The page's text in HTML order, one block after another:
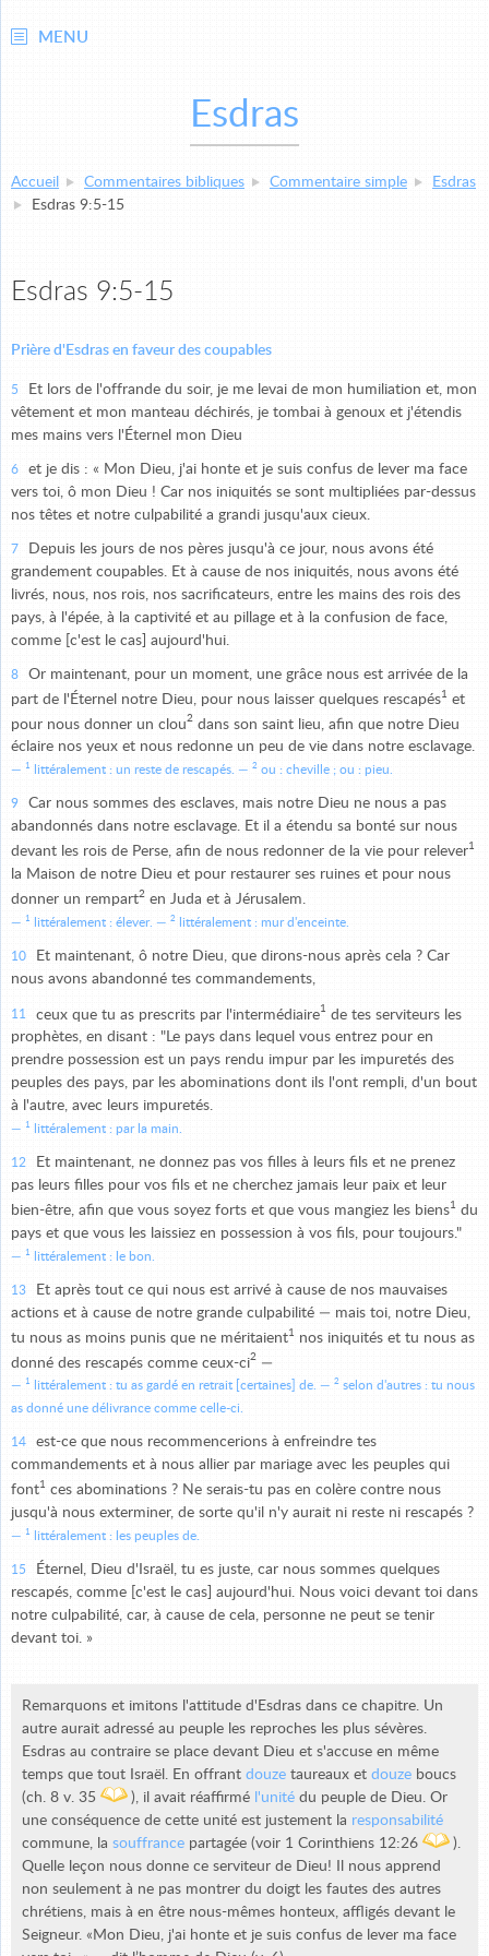
MENU
Esdras
Accueil Commentaires bibliques Commentaire simple
Esdras
Esdras 9:5-15
Esdras 9:5-15
Prière d'Esdras en faveur des coupables
5
Et lors de l'offrande du soir, je me levai de mon humiliation et, mon
vêtement et mon manteau déchirés, je tombai à genoux et j'étendis
mes mains vers l'Éternel mon Dieu
6
et je dis : « Mon Dieu, j'ai honte et je suis confus de lever ma face
vers toi, ô mon Dieu ! Car nos iniquités se sont multipliées par-dessus
nos têtes et notre culpabilité a grandi jusqu'aux cieux.
7
Depuis les jours de nos pères jusqu'à ce jour, nous avons été
grandement coupables. Et à cause de nos iniquités, nous avons été
livrés, nous, nos rois, nos sacrificateurs, entre les mains des rois des
pays, à l'épée, à la captivité et au pillage et à la confusion de face,
comme [c'est le cas] aujourd'hui.
8
Or maintenant, pour un moment, une grâce nous est arrivée de la
part de l'Éternel notre Dieu, pour nous laisser quelques rescapés1 et
pour nous donner un clou2 dans son saint lieu, afin que notre Dieu
éclaire nos yeux et nous redonne un peu de vie dans notre esclavage.
1 littéralement : un reste de rescapés. 2 ou : cheville ; ou : pieu.
9
Car nous sommes des esclaves, mais notre Dieu ne nous a pas
abandonnés dans notre esclavage. Et il a étendu sa bonté sur nous
devant les rois de Perse, afin de nous redonner de la vie pour relever1
la Maison de notre Dieu et pour restaurer ses ruines et pour nous
donner un rempart2 en Juda et à Jérusalem.
1 littéralement : élever. 2 littéralement : mur d'enceinte.
10
Et maintenant, ô notre Dieu, que dirons-nous après cela ? Car
nous avons abandonné tes commandements,
11 ceux que tu as prescrits par l'intermédiaire1 de tes serviteurs les
prophètes, en disant : "Le pays dans lequel vous entrez pour en
prendre possession est un pays rendu impur par les impuretés des
peuples des pays, par les abominations dont ils l'ont rempli, d'un bout
à l'autre, avec leurs impuretés.
1 littéralement : par la main.
12
Et maintenant, ne donnez pas vos filles à leurs fils et ne prenez
pas leurs filles pour vos fils et ne cherchez jamais leur paix et leur
bien-être, afin que vous soyez forts et que vous mangiez les biens1 du
pays et que vous les laissiez en possession à vos fils, pour toujours."
1 littéralement : le bon.
13
Et après tout ce qui nous est arrivé à cause de nos mauvaises
actions et à cause de notre grande culpabilité — mais toi, notre Dieu,
tu nous as moins punis que ne méritaient1
nos iniquités et tu nous as
donné des rescapés comme ceux-ci2 —
1 littéralement : tu as gardé en retrait [certaines] de. 2 selon d'autres : tu nous
as donné une délivrance comme celle-ci.
14
est-ce que nous recommencerions à enfreindre tes
commandements et à nous allier par mariage avec les peuples qui
font1 ces abominations ? Ne serais-tu pas en colère contre nous
jusqu'à nous exterminer, de sorte qu'il n'y aurait ni reste ni rescapés ?
1 littéralement : les peuples de.
15
Éternel, Dieu d'Israël, tu es juste, car nous sommes quelques
rescapés, comme [c'est le cas] aujourd'hui. Nous voici devant toi dans
notre culpabilité, car, à cause de cela, personne ne peut se tenir
devant toi. »
Remarquons et imitons l'attitude d'Esdras dans ce chapitre. Un
autre aurait adressé au peuple les reproches les plus sévères.
Esdras au contraire se place devant Dieu et s'accuse en même
temps que tout Israël. En offrant douze taureaux et douze boucs
(ch. 8 v. 35
), il avait réaffirmé l'unité du peuple de Dieu. Or
une conséquence de cette unité est justement la responsabilité
commune, la souffrance partagée (voir 1 Corinthiens 12:26
).
Quelle leçon nous donne ce serviteur de Dieu! Il nous apprend
non seulement à ne pas montrer du doigt les fautes des autres
chrétiens, mais à en être nous-mêmes honteux, affligés devant le
Seigneur. «Mon Dieu, j'ai honte et je suis confus de lever ma face